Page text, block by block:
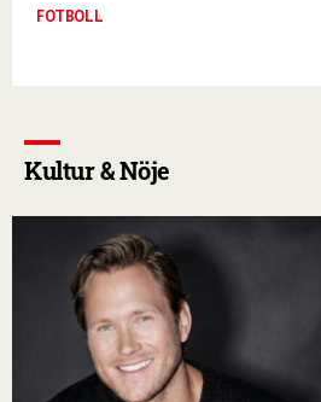
FOTBOLL
Kultur & Nöje